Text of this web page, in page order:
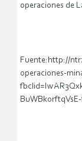
operaciones de
Fuente:http://
operaciones-